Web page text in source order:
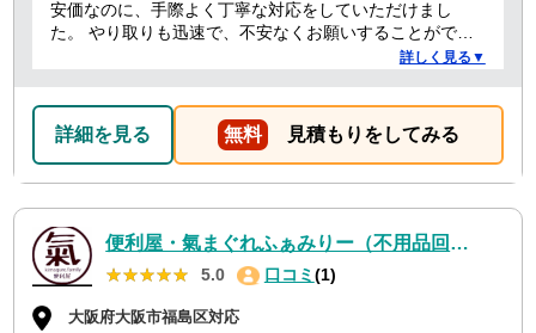
安価なのに、手際よく丁寧な対応をしていただけまし
た。 やり取りも迅速で、不安なくお願いすることができ
詳しく見る▼
詳細を見る 無料 見積もりをしてみる
便利屋・氣まぐれふぁみりー（不用品回収・遺品整理・お墓参り代行等、幅広く対応しております）
★★★★★
★★★★★ 5.0 口コミ (1)
大阪府大阪市福島区対応